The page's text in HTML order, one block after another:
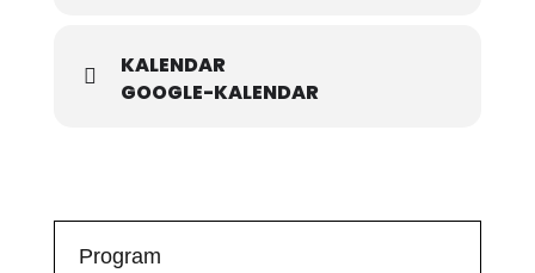
KALENDAR
GOOGLE-KALENDAR
Program